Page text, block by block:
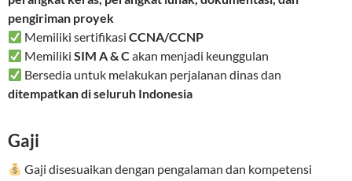
pengiriman proyek
Memiliki sertifikasiCCNA/CCNP
MemilikiSIM A & C akan menjadi keunggulan
Bersedia untuk melakukan perjalanan dinas dan
ditempatkan di seluruh Indonesia
Gaji
Gaji disesuaikan dengan pengalaman dan kompetensi